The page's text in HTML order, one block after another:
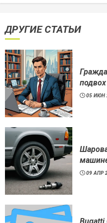
ДРУГИЕ СТАТЬИ
05 ИЮН
09 АПР